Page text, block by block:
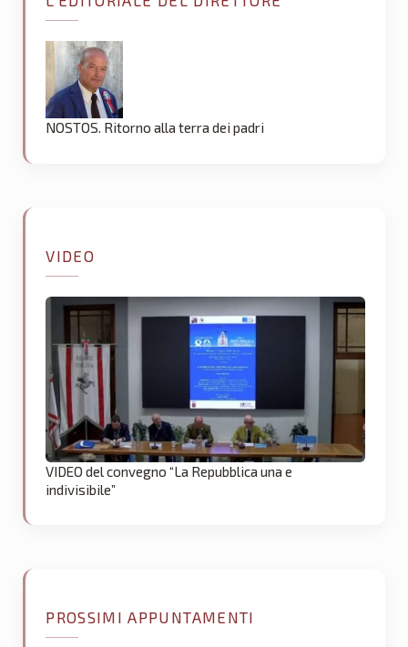
NOSTOS. Ritorno alla terra dei padri
VIDEO
VIDEO del convegno “La Repubblica una e
indivisibile”
PROSSIMI APPUNTAMENTI